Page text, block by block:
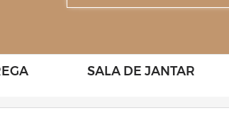
SALA DE JANTAR